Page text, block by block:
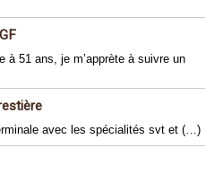
à 51 ans, je m’apprète à suivre un
avec les spécialités svt et (…)